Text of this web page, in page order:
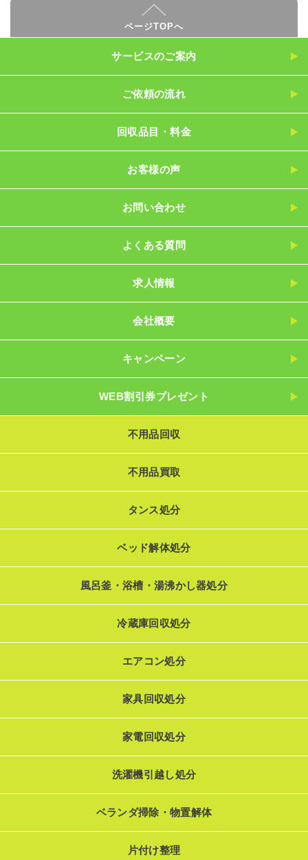
ページTOPへ
サービスのご案内
ご依頼の流れ
回収品目・料金
お客様の声
お問い合わせ
よくある質問
求人情報
会社概要
キャンペーン
WEB割引券プレゼント
不用品回収
不用品買取
タンス処分
ベッド解体処分
風呂釜・浴槽・湯沸かし器処分
冷蔵庫回収処分
エアコン処分
家具回収処分
家電回収処分
洗濯機引越し処分
ベランダ掃除・物置解体
片付け整理